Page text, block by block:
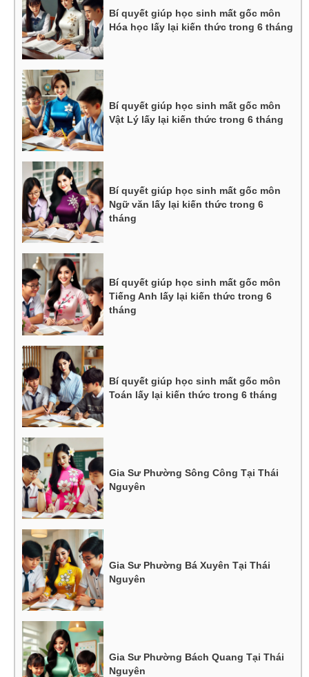
Bí quyết giúp học sinh mất gốc môn
Hóa học lấy lại kiến thức trong 6 tháng
Bí quyết giúp học sinh mất gốc môn
Vật Lý lấy lại kiến thức trong 6 tháng
Bí quyết giúp học sinh mất gốc môn
Ngữ văn lấy lại kiến thức trong 6
tháng
Bí quyết giúp học sinh mất gốc môn
Tiếng Anh lấy lại kiến thức trong 6
tháng
Bí quyết giúp học sinh mất gốc môn
Toán lấy lại kiến thức trong 6 tháng
Gia Sư Phường Sông Công Tại Thái
Nguyên
Gia Sư Phường Bá Xuyên Tại Thái
Nguyên
Gia Sư Phường Bách Quang Tại Thái
Nguyên